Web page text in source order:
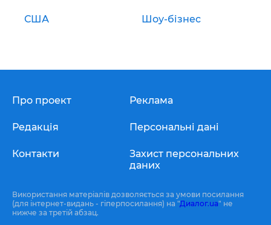
США Шоу-бізнес
Про проект
Редакція
Контакти
Реклама
Персональні дані
Захист персональних
даних
Використання матеріалів дозволяється за умови посилання
(для інтернет-видань - гіперпосилання) на "Диалог.ua" не
нижче за третій абзац.